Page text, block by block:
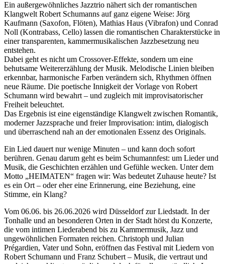
Ein außergewöhnliches Jazztrio nähert sich der romantischen
Klangwelt Robert Schumanns auf ganz eigene Weise: Jörg
Kaufmann (Saxofon, Flöten), Mathias Haus (Vibrafon) und Conrad
Noll (Kontrabass, Cello) lassen die romantischen Charakterstücke in
einer transparenten, kammermusikalischen Jazzbesetzung neu
entstehen.
Dabei geht es nicht um Crossover-Effekte, sondern um eine
behutsame Weitererzählung der Musik. Melodische Linien bleiben
erkennbar, harmonische Farben verändern sich, Rhythmen öffnen
neue Räume. Die poetische Innigkeit der Vorlage von Robert
Schumann wird bewahrt – und zugleich mit improvisatorischer
Freiheit beleuchtet.
Das Ergebnis ist eine eigenständige Klangwelt zwischen Romantik,
moderner Jazzsprache und freier Improvisation: intim, dialogisch
und überraschend nah an der emotionalen Essenz des Originals.
Ein Lied dauert nur wenige Minuten – und kann doch sofort
berühren. Genau darum geht es beim Schumannfest: um Lieder und
Musik, die Geschichten erzählen und Gefühle wecken. Unter dem
Motto „HEIMATEN“ fragen wir: Was bedeutet Zuhause heute? Ist
es ein Ort – oder eher eine Erinnerung, eine Beziehung, eine
Stimme, ein Klang?
Vom 06.06. bis 26.06.2026 wird Düsseldorf zur Liedstadt. In der
Tonhalle und an besonderen Orten in der Stadt hörst du Konzerte,
die vom intimen Liederabend bis zu Kammermusik, Jazz und
ungewöhnlichen Formaten reichen. Christoph und Julian
Prégardien, Vater und Sohn, eröffnen das Festival mit Liedern von
Robert Schumann und Franz Schubert – Musik, die vertraut und